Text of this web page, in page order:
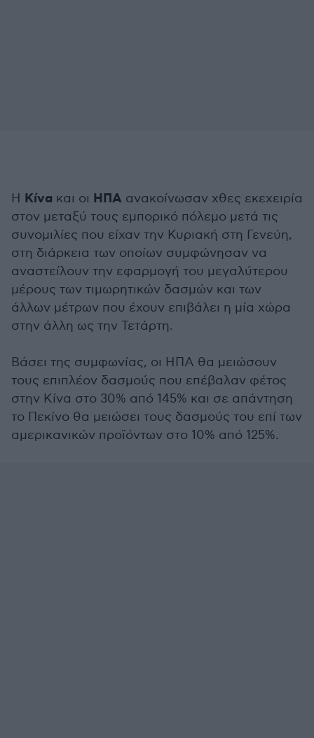
Η Κίνα και οι ΗΠΑ ανακοίνωσαν χθες εκεχειρία
στον μεταξύ τους εμπορικό πόλεμο μετά τις
συνομιλίες που είχαν την Κυριακή στη Γενεύη,
στη διάρκεια των οποίων συμφώνησαν να
αναστείλουν την εφαρμογή του μεγαλύτερου
μέρους των τιμωρητικών δασμών και των
άλλων μέτρων που έχουν επιβάλει η μία χώρα
στην άλλη ως την Τετάρτη.
Βάσει της συμφωνίας, οι ΗΠΑ θα μειώσουν
τους επιπλέον δασμούς που επέβαλαν φέτος
στην Κίνα στο 30% από 145% και σε απάντηση
το Πεκίνο θα μειώσει τους δασμούς του επί των
αμερικανικών προϊόντων στο 10% από 125%.